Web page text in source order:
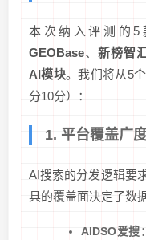
本次纳入评测的5
GEOBase、 新榜智
AI模块。我们将从5
分10分）：
1. 平台覆盖广
AI搜索的分发逻辑要
具的覆盖面决定了数
AIDSO爱搜